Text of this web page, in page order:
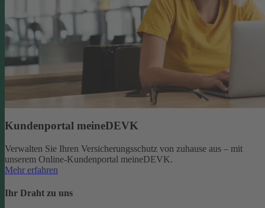
Kundenportal meineDEVK
Verwalten Sie Ihren Versicherungsschutz von zuhause aus – mit
unserem Online-Kundenportal meineDEVK.
Mehr erfahren
Ihr Draht zu uns